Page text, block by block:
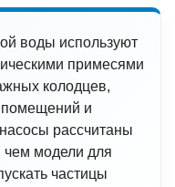
воды используют
примесями
колодцев,
помещений и
рассчитаны
чем модели для
частицы